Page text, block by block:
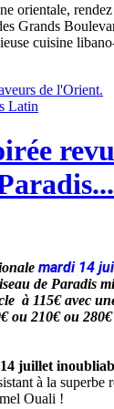
orientale, rendez
Grands
cuisine
de l'Orient.
mardi 14
de Paradis
à 115€avec
ou 210€ ou
juillet
à la superbe
Ouali !